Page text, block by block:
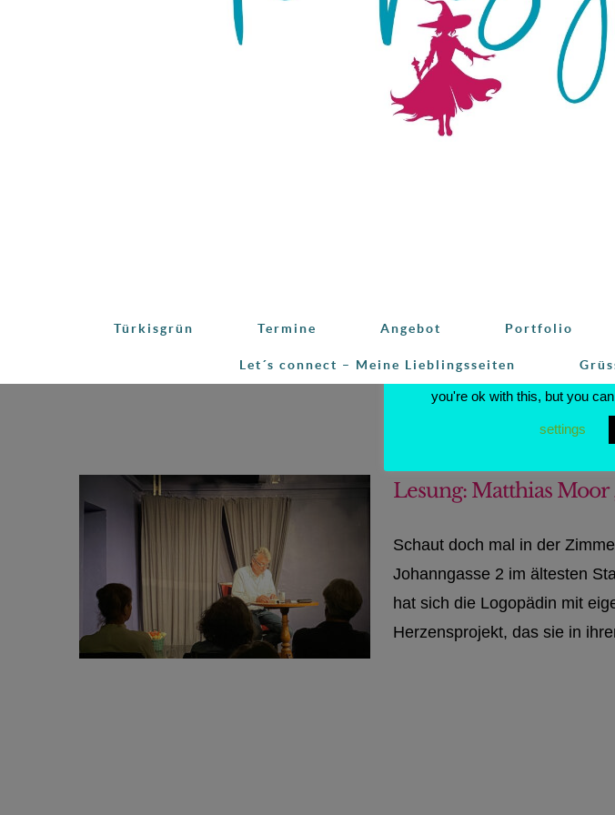
Türkisgrün Termine Angebot Portfolio
Let´s connect – Meine Lieblingsseiten
Lesung: Matthias Moor
Schaut doch mal in der
Johanngasse 2 im ältesten
hat sich die Logopädin mit
Herzensprojekt, das sie in
This website uses cookies to
you're ok with this, but you
settings